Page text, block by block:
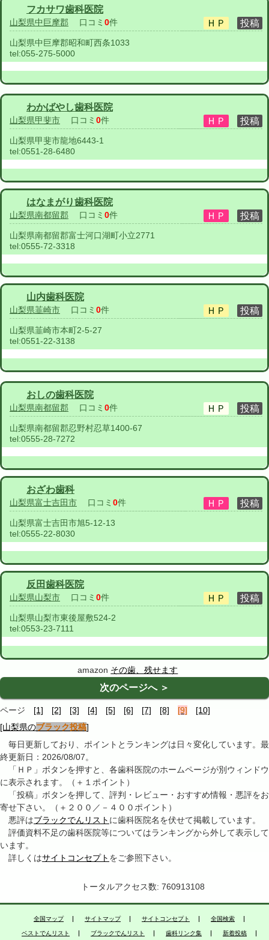
フカサワ歯科医院
山梨県中巨摩郡 口コミ 0件
山梨県中巨摩郡昭和町西条1033
tel:055-275-5000
わかばやし歯科医院
山梨県甲斐市 口コミ 0件
山梨県甲斐市龍地6443-1
tel:0551-28-6480
はなまがり歯科医院
山梨県南都留郡 口コミ 0件
山梨県南都留郡富士河口湖町小立2771
tel:0555-72-3318
山内歯科医院
山梨県韮崎市 口コミ 0件
山梨県韮崎市本町2-5-27
tel:0551-22-3138
おしの歯科医院
山梨県南都留郡 口コミ 0件
山梨県南都留郡忍野村忍草1400-67
tel:0555-28-7272
おざわ歯科
山梨県富士吉田市 口コミ 0件
山梨県富士吉田市旭5-12-13
tel:0555-22-8030
反田歯科医院
山梨県山梨市 口コミ 0件
山梨県山梨市東後屋敷524-2
tel:0553-23-7111
amazon その歯、残せます
次のページへ ＞
ページ [1] [2] [3] [4] [5] [6] [7] [8] [9]
[10]
[山梨県のブラック投稿]
毎日更新しており、ポイントとランキングは日々変化しています。最
終更新日：2026/08/07。
「ＨＰ」ボタンを押すと、各歯科医院のホームページが別ウィンドウ
に表示されます。（＋１ポイント）
「投稿」ボタンを押して、評判・レビュー・おすすめ情報・悪評をお
寄せ下さい。（＋２００／－４００ポイント）
悪評はブラックでんリスト に歯科医院名を伏せて掲載しています。
評価資料不足の歯科医院等についてはランキングから外して表示して
います。
詳しくはサイトコンセプト をご参照下さい。
トータルアクセス数: 760913108
全国マップ サイトマップ サイトコンセプト 全国検索
ベストでんリスト ブラックでんリスト 歯科リンク集 新着投稿